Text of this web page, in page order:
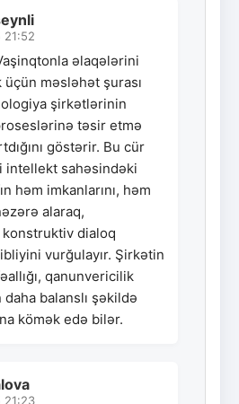
21:52
əlaqələrini
məsləhət şurası
şirkətlərinin
təsir etmə
göstərir. Bu cür
intellekt sahəsindəki
həm imkanlarını, həm
alaraq,
dialoq
vurğulayır. Şirkətin
qanunvericilik
balanslı şəkildə
kömək edə bilər.
21:23